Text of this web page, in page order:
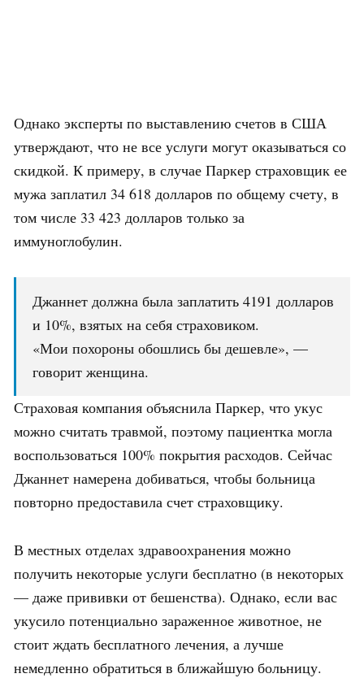
Однако эксперты по выставлению счетов в США
утверждают, что не все услуги могут оказываться со
скидкой. К примеру, в случае Паркер страховщик ее
мужа заплатил 34 618 долларов по общему счету, в
том числе 33 423 долларов только за
иммуноглобулин.
Джаннет должна была заплатить 4191 долларов
и 10%, взятых на себя страховиком.
«Мои похороны обошлись бы дешевле», —
говорит женщина.
Страховая компания объяснила Паркер, что укус
можно считать травмой, поэтому пациентка могла
воспользоваться 100% покрытия расходов. Сейчас
Джаннет намерена добиваться, чтобы больница
повторно предоставила счет страховщику.
В местных отделах здравоохранения можно
получить некоторые услуги бесплатно (в некоторых
— даже прививки от бешенства). Однако, если вас
укусило потенциально зараженное животное, не
стоит ждать бесплатного лечения, а лучше
немедленно обратиться в ближайшую больницу.